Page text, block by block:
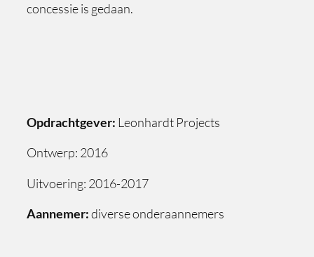
concessie is gedaan.
Opdrachtgever: Leonhardt Projects
Ontwerp: 2016
Uitvoering: 2016-2017
Aannemer:diverse onderaannemers